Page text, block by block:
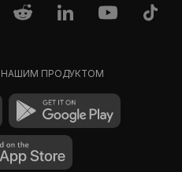
НАШИМ ПРОДУКТОМ